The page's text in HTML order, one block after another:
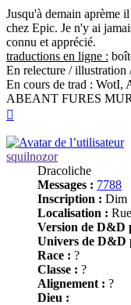
Jusqu'à demain aprème
chez Epic. Je n'y ai
connu et apprécié.
traductions en ligne :
En relecture /
En cours de trad : WotI,
ABEANT FURES
squilnozor
Dracoliche
Messages : 7788
Inscription : Dim
Localisation :
Version de D&D
Univers de D&D
Race : ?
Classe : ?
Alignement : ?
Dieu :